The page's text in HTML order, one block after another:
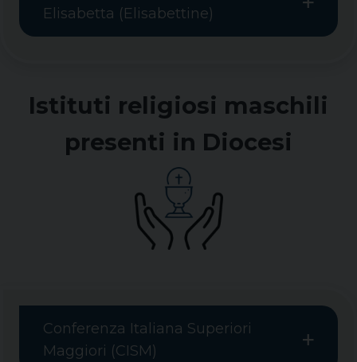
Elisabetta (Elisabettine)
Istituti religiosi maschili
presenti in Diocesi
Conferenza Italiana Superiori
Maggiori (CISM)